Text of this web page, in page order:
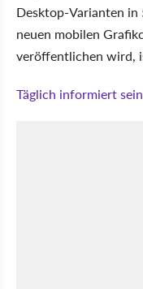
Desktop-Varianten in
neuen mobilen
veröffentlichen wird,
Täglich informiert